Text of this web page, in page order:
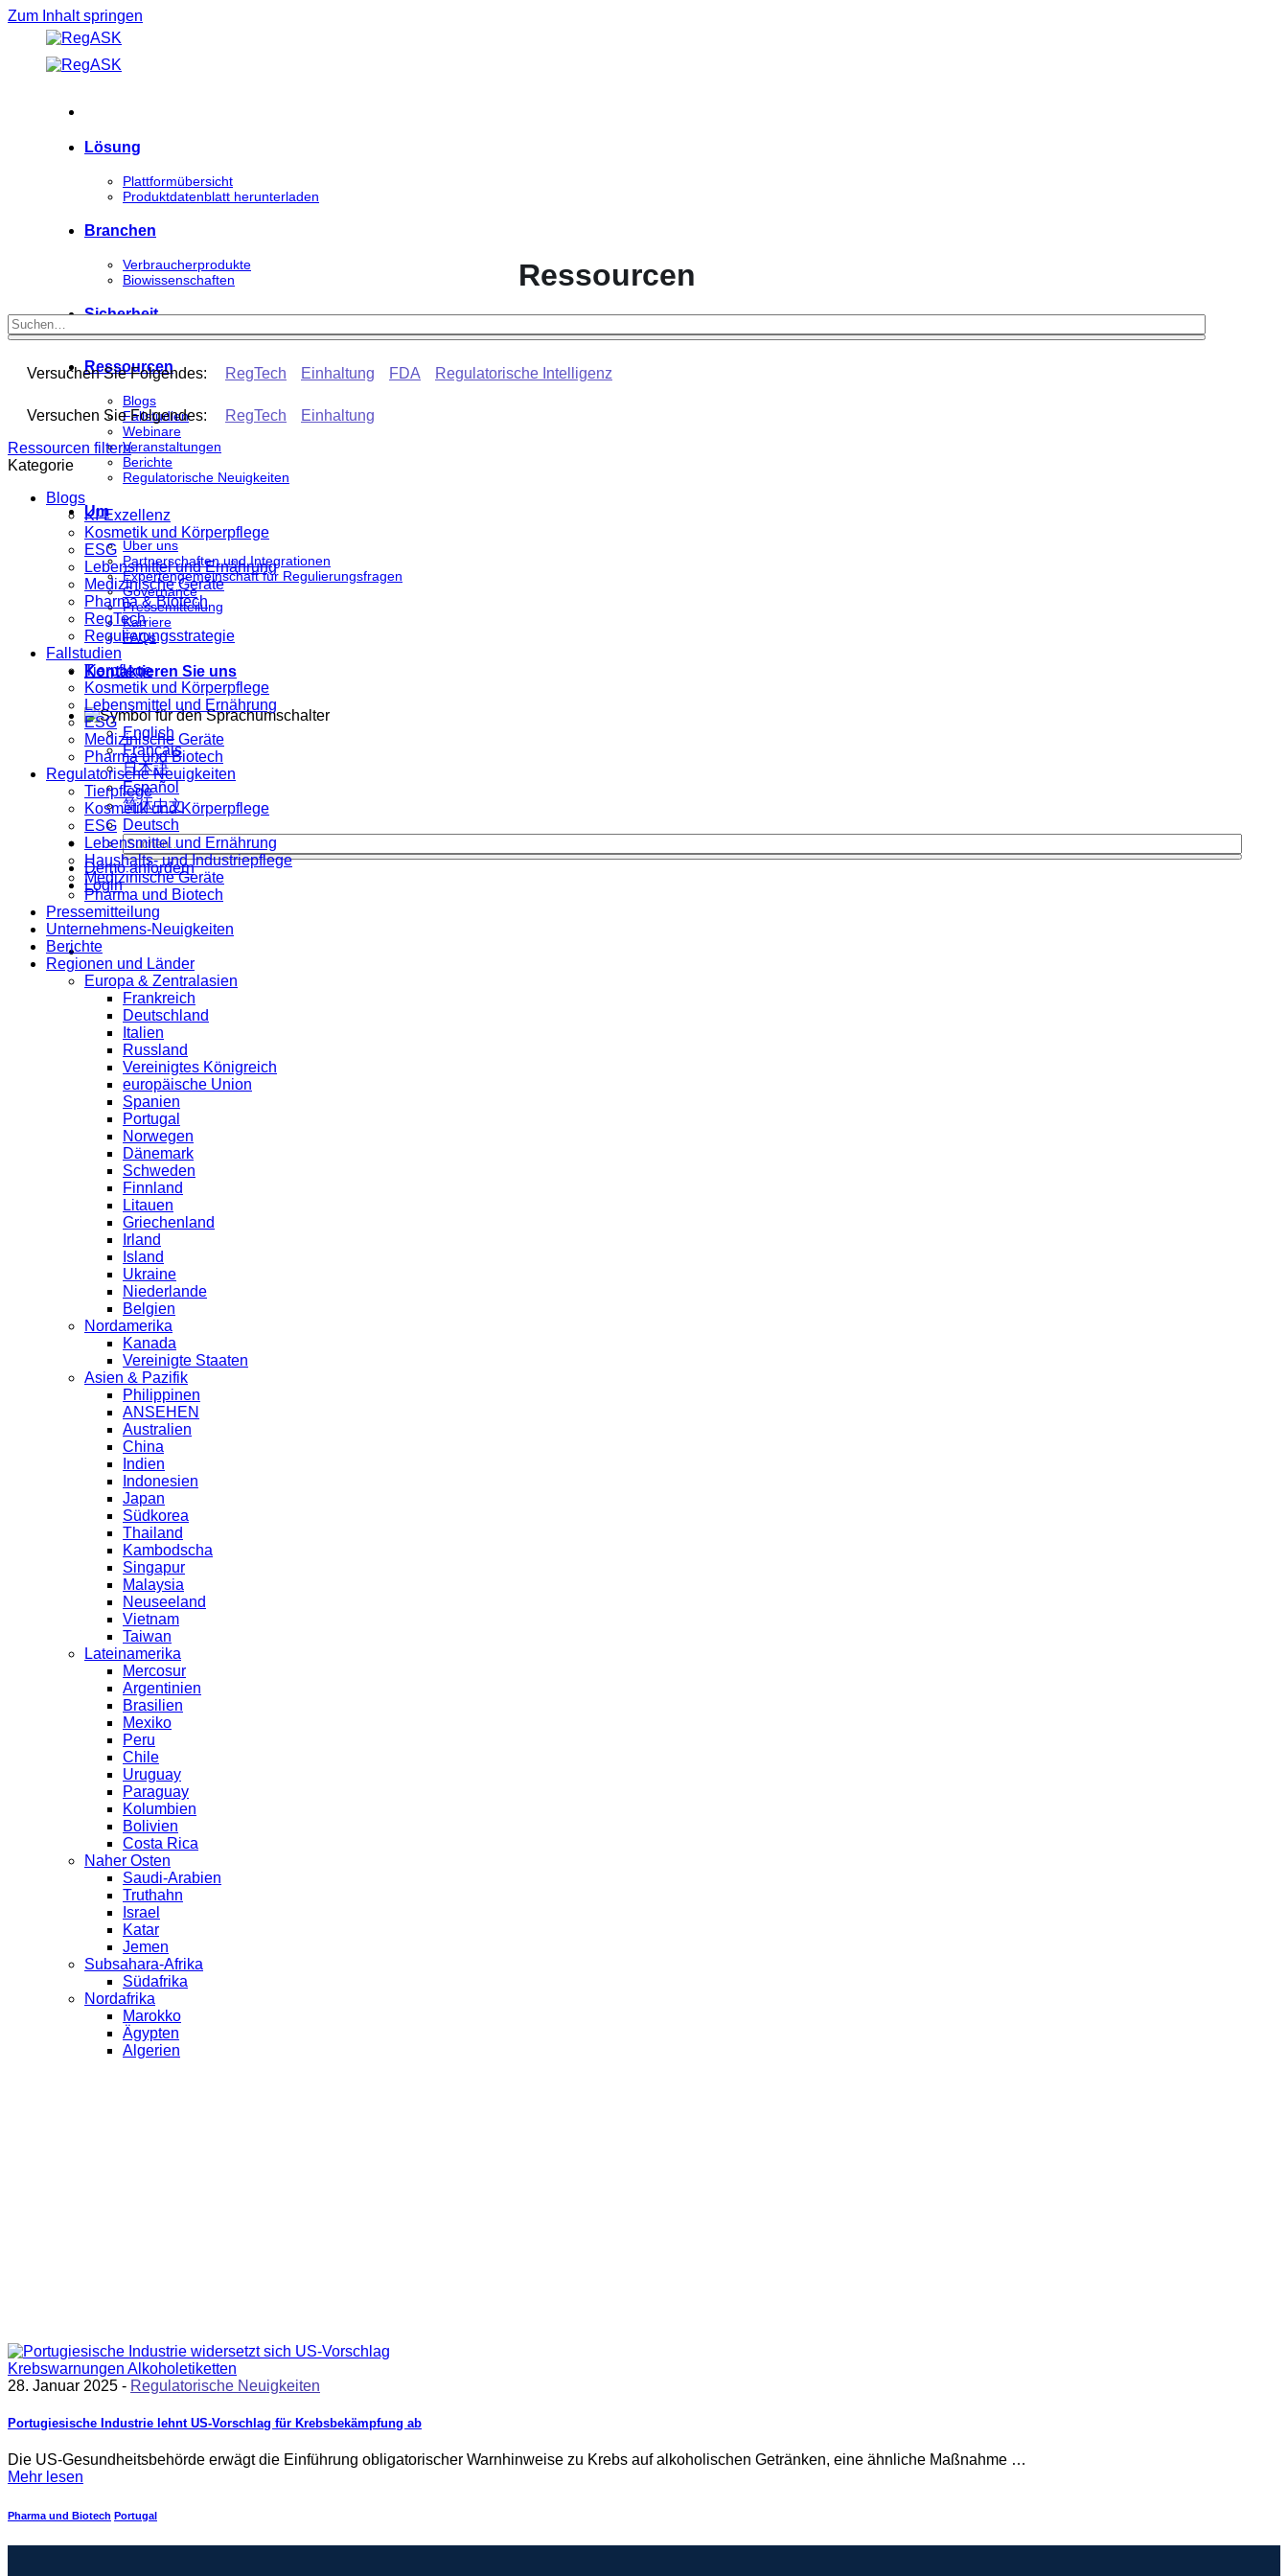
Zum Inhalt springen
Lösung
Plattformübersicht
Produktdatenblatt herunterladen
Branchen
Verbraucherprodukte
Biowissenschaften
Sicherheit
Ressourcen
Blogs
Fallstudien
Webinare
Veranstaltungen
Berichte
Regulatorische Neuigkeiten
Um
Über uns
Partnerschaften und Integrationen
Expertengemeinschaft für Regulierungsfragen
Governance
Pressemitteilung
Karriere
FAQs
Kontaktieren Sie uns
English
Français
日本語
Español
简体中文
Deutsch
Demo anfordern
Login
Ressourcen
Versuchen Sie Folgendes: RegTech Einhaltung FDA Regulatorische Intelligenz
Versuchen Sie Folgendes: RegTech
Einhaltung
Ressourcen filtern
Kategorie
Blogs
KI-Exzellenz
Kosmetik und Körperpflege
ESG
Lebensmittel und Ernährung
Medizinische Geräte
Pharma & Biotech
RegTech
Regulierungsstrategie
Fallstudien
Tierpflege
Kosmetik und Körperpflege
Lebensmittel und Ernährung
ESG
Medizinische Geräte
Pharma und Biotech
Regulatorische Neuigkeiten
Tierpflege
Kosmetik und Körperpflege
ESG
Lebensmittel und Ernährung
Haushalts- und Industriepflege
Medizinische Geräte
Pharma und Biotech
Pressemitteilung
Unternehmens-Neuigkeiten
Berichte
Regionen und Länder
Europa & Zentralasien
Frankreich
Deutschland
Italien
Russland
Vereinigtes Königreich
europäische Union
Spanien
Portugal
Norwegen
Dänemark
Schweden
Finnland
Litauen
Griechenland
Irland
Island
Ukraine
Niederlande
Belgien
Nordamerika
Kanada
Vereinigte Staaten
Asien & Pazifik
Philippinen
ANSEHEN
Australien
China
Indien
Indonesien
Japan
Südkorea
Thailand
Kambodscha
Singapur
Malaysia
Neuseeland
Vietnam
Taiwan
Lateinamerika
Mercosur
Argentinien
Brasilien
Mexiko
Peru
Chile
Uruguay
Paraguay
Kolumbien
Bolivien
Costa Rica
Naher Osten
Saudi-Arabien
Truthahn
Israel
Katar
Jemen
Subsahara-Afrika
Südafrika
Nordafrika
Marokko
Ägypten
Algerien
28. Januar 2025 - Regulatorische Neuigkeiten
Portugiesische Industrie lehnt US-Vorschlag für Krebsbekämpfung ab
Die US-Gesundheitsbehörde erwägt die Einführung obligatorischer Warnhinweise zu Krebs auf alkoholischen Getränken, eine ähnliche Maßnahme …
Mehr lesen
Pharma und Biotech Portugal